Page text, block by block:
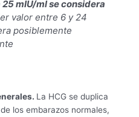
25 mIU/ml se considera
valor entre 6 y 24
posiblemente
La HCG se duplica
los embarazos normales,